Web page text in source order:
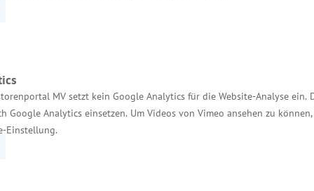
MV setzt kein Google Analytics für die Website-Analyse ein.
Google Analytics einsetzen. Um Videos von Vimeo ansehen zu
Einstellung.
Zuschuss in Höhe von 7.500 Euro
wenn sie erstmalig eine Existenz durch
Euro ausgereicht.
bringt Unternehmer mit
und Handelskammern, den Handwerkskammern
der Betriebe zu gewährleisten und